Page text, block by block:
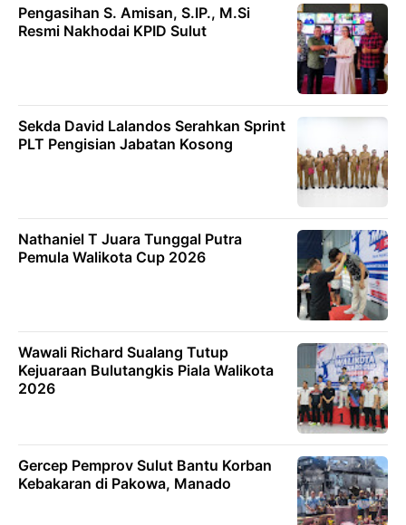
Pengasihan S. Amisan, S.IP., M.Si
Resmi Nakhodai KPID Sulut
Sekda David Lalandos Serahkan Sprint
PLT Pengisian Jabatan Kosong
Nathaniel T Juara Tunggal Putra
Pemula Walikota Cup 2026
Wawali Richard Sualang Tutup
Kejuaraan Bulutangkis Piala Walikota
2026
Gercep Pemprov Sulut Bantu Korban
Kebakaran di Pakowa, Manado